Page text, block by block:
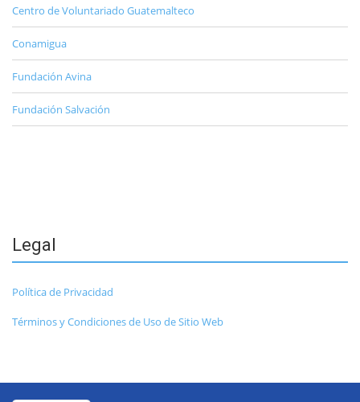
Centro de Voluntariado Guatemalteco
Conamigua
Fundación Avina
Fundación Salvación
Legal
Política de Privacidad
Términos y Condiciones de Uso de Sitio Web